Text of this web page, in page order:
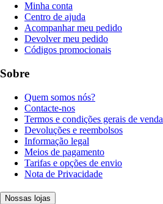
Minha conta
Centro de ajuda
Acompanhar meu pedido
Devolver meu pedido
Códigos promocionais
Sobre
Quem somos nós?
Contacte-nos
Termos e condições gerais de venda
Devoluções e reembolsos
Informação legal
Meios de pagamento
Tarifas e opções de envio
Nota de Privacidade
Nossas lojas